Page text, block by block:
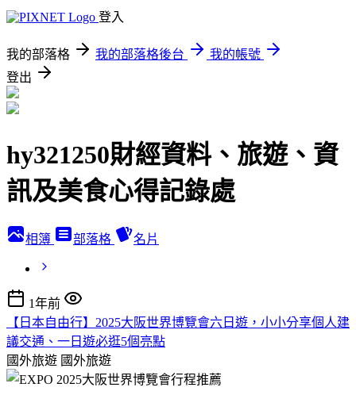
登入
我的部落格 我的部落格後台
我的帳號
登出
hy321250財經資料、旅遊、資
訊及美食心得記錄處
相簿 部落格 名片
1年前
【日本自由行】2025大阪世界博覽會六日遊，小小分享個人建
議交通、一日遊必逛5個亮點
國外旅遊 國外旅遊